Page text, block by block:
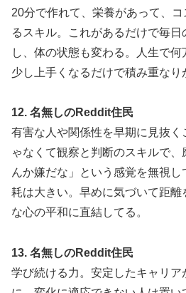
20分で作れて、栄養があって、
るスキル。これがあるだけで毎
し、体の状態も変わる。人生で何
少し上手くなるだけで積み重なり
12. 名無しのReddit住民
有害な人や関係性を早期に見抜く
ゃなくて観察と判断のスキルで
んか嫌だな」という感覚を無視
耗は大きい。早めに気づいて距
な心の平和に直結してる。
13. 名無しのReddit住民
学び続ける力。安定したキャリ